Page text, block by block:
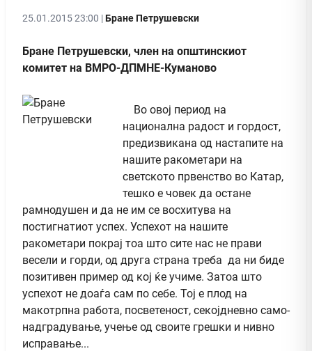
25.01.2015 23:00 |Бране Петрушевски
Бране Петрушевски, член на општинскиот
комитет на ВМРО-ДПМНЕ-Куманово
Во овој период на
национална радост и гордост,
предизвикана од настапите на
нашите ракометари на
светското првенство во Катар,
тешко е човек да остане
рамнодушен и да не им се восхитува на
постигнатиот успех. Успехот на нашите
ракометари покрај тоа што сите нас не прави
весели и горди, од друга страна треба да ни биде
позитивен пример од кој ќе учиме. Затоа што
успехот не доаѓа сам по себе. Тој е плод на
макотрпна работа, посветеност, секојдневно само-
надградување, учење од своите грешки и нивно
исправање...